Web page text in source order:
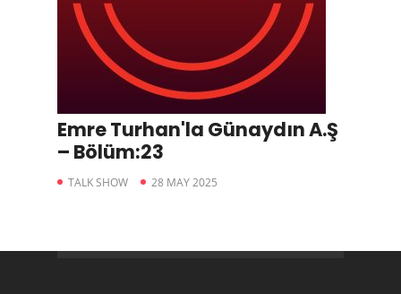
Emre Turhan'la Günaydın A.Ş
– Bölüm:23
TALK SHOW 28 MAY 2025